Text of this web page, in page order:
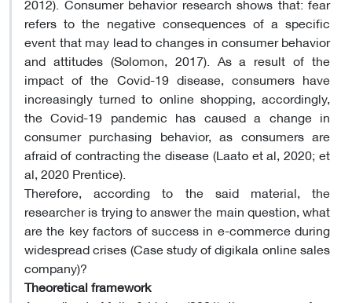
refers to the negative consequences of a specific
event that may lead to changes in consumer behavior
and attitudes (Solomon, 2017). As a result of the
impact of the Covid-19 disease, consumers have
increasingly turned to online shopping, accordingly,
the Covid-19 pandemic has caused a change in
consumer purchasing behavior, as consumers are
afraid of contracting the disease (Laato et al, 2020; et
al, 2020 Prentice).
Therefore, according to the said material, the
researcher is trying to answer the main question, what
are the key factors of success in e-commerce during
widespread crises (Case study of digikala online sales
company)?
Theoretical framework